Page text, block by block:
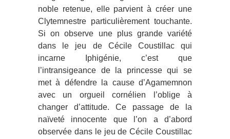
noble retenue, elle parvient à créer une
Clytemnestre particulièrement touchante.
Si on observe une plus grande variété
dans le jeu de Cécile Coustillac qui
incarne Iphigénie, c’est que
l’intransigeance de la princesse qui se
met à défendre la cause d’Agamemnon
avec un orgueil cornélien l’oblige à
changer d’attitude. Ce passage de la
naïveté innocente que l’on a d’abord
observée dans le jeu de Cécile Coustillac